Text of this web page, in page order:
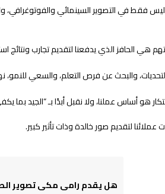
ليس فقط في التصوير السينمائي
الحافز الذي يدفعنا لتقديم تجارب ونتائج
والبحث عن فرص التعلم، والسعي
أساس عملنا، ولا نقبل أبدًا بـ “الجيد بما
لتقديم صور خالدة وذات تأثير كبير.